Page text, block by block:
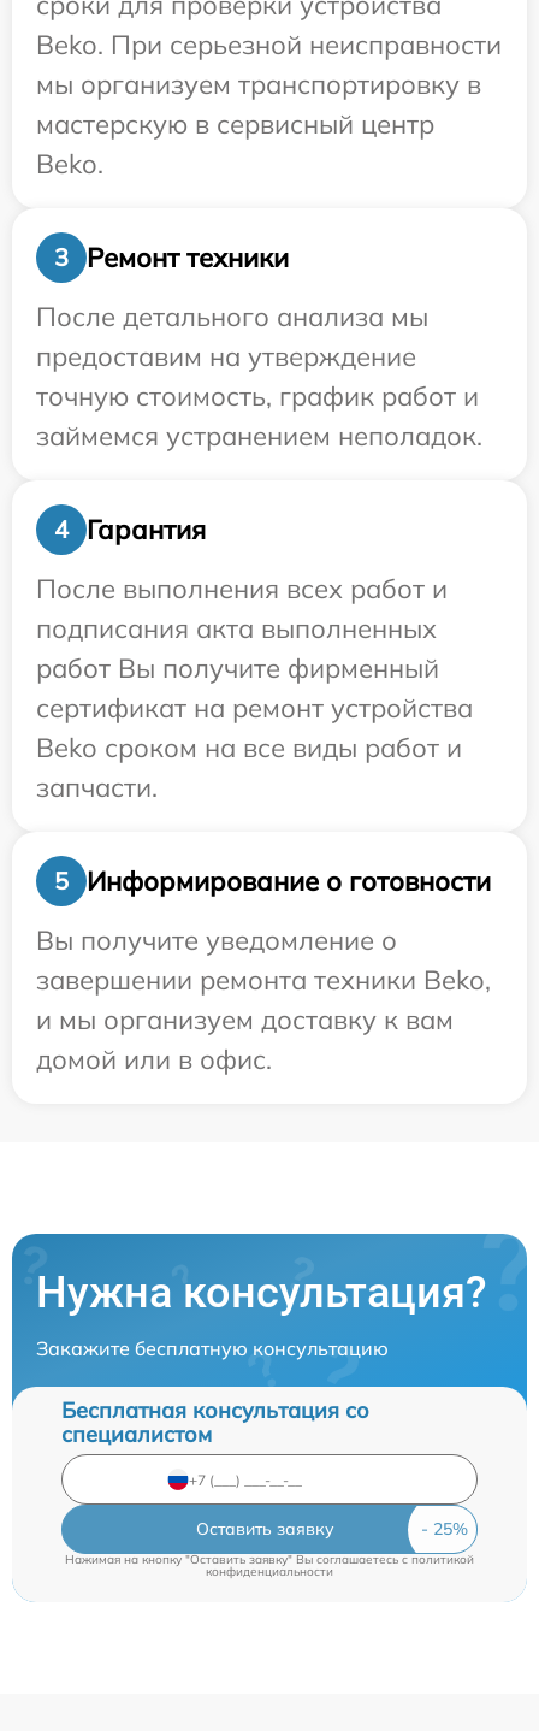
Beko. При серьезной неисправности
мы организуем транспортировку в
мастерскую в сервисный центр
Beko.
3
Ремонт техники
После детального анализа мы
предоставим на утверждение
точную стоимость, график работ и
займемся устранением неполадок.
4
Гарантия
После выполнения всех работ и
подписания акта выполненных
работ Вы получите фирменный
сертификат на ремонт устройства
Beko сроком на все виды работ и
запчасти.
5
Информирование о готовности
Вы получите уведомление о
завершении ремонта техники Beko,
и мы организуем доставку к вам
домой или в офис.
Нужна консультация?
Закажите бесплатную консультацию
Бесплатная консультация со
специалистом
Оставить заявку
Нажимая на кнопку "Оставить заявку" Вы соглашаетесь c политикой
конфиденциальности